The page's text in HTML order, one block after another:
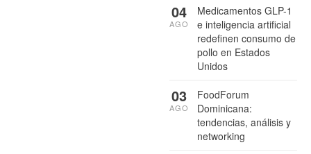
Medicamentos GLP-1
e inteligencia artificial
redefinen consumo de
pollo en Estados
Unidos
04
AGO
FoodForum
Dominicana:
tendencias, análisis y
networking
03
AGO